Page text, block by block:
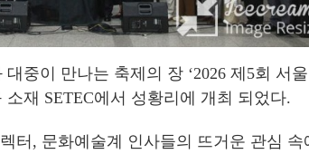
대중이 만나는 축제의 장 ‘2026 제 5회 서
소재 SETEC에서 성황리에 개최 되었다.
터 , 문화예술계 인사들의 뜨거운 관심 속